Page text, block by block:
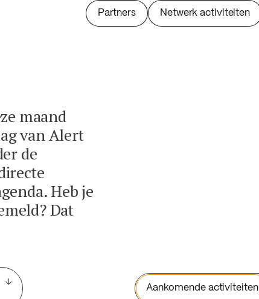
Partners Netwerk activiteiten
maand
van Alert
de
Heb je
Dat
Aankomende activiteiten